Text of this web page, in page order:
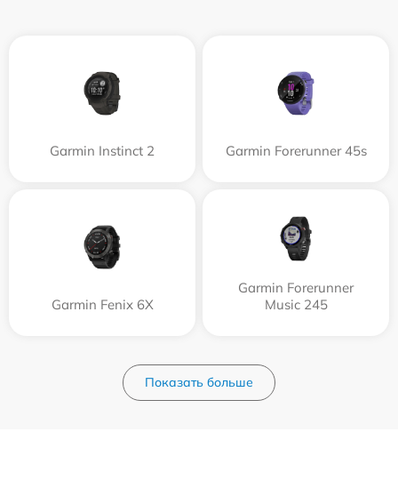
Garmin Instinct 2 Garmin Forerunner 45s
Garmin Fenix 6X
Garmin Forerunner
Music 245
Показать больше